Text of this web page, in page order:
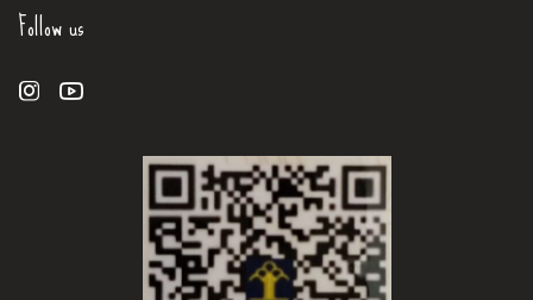
Follow us